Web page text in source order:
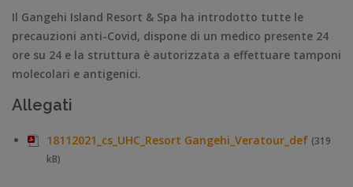
Il Gangehi Island Resort & Spa ha introdotto tutte le
precauzioni anti-Covid, dispone di un medico presente 24
ore su 24 e la struttura è autorizzata a effettuare tamponi
molecolari e antigenici.
Allegati
18112021_cs_UHC_Resort Gangehi_Veratour_def (319
kB)